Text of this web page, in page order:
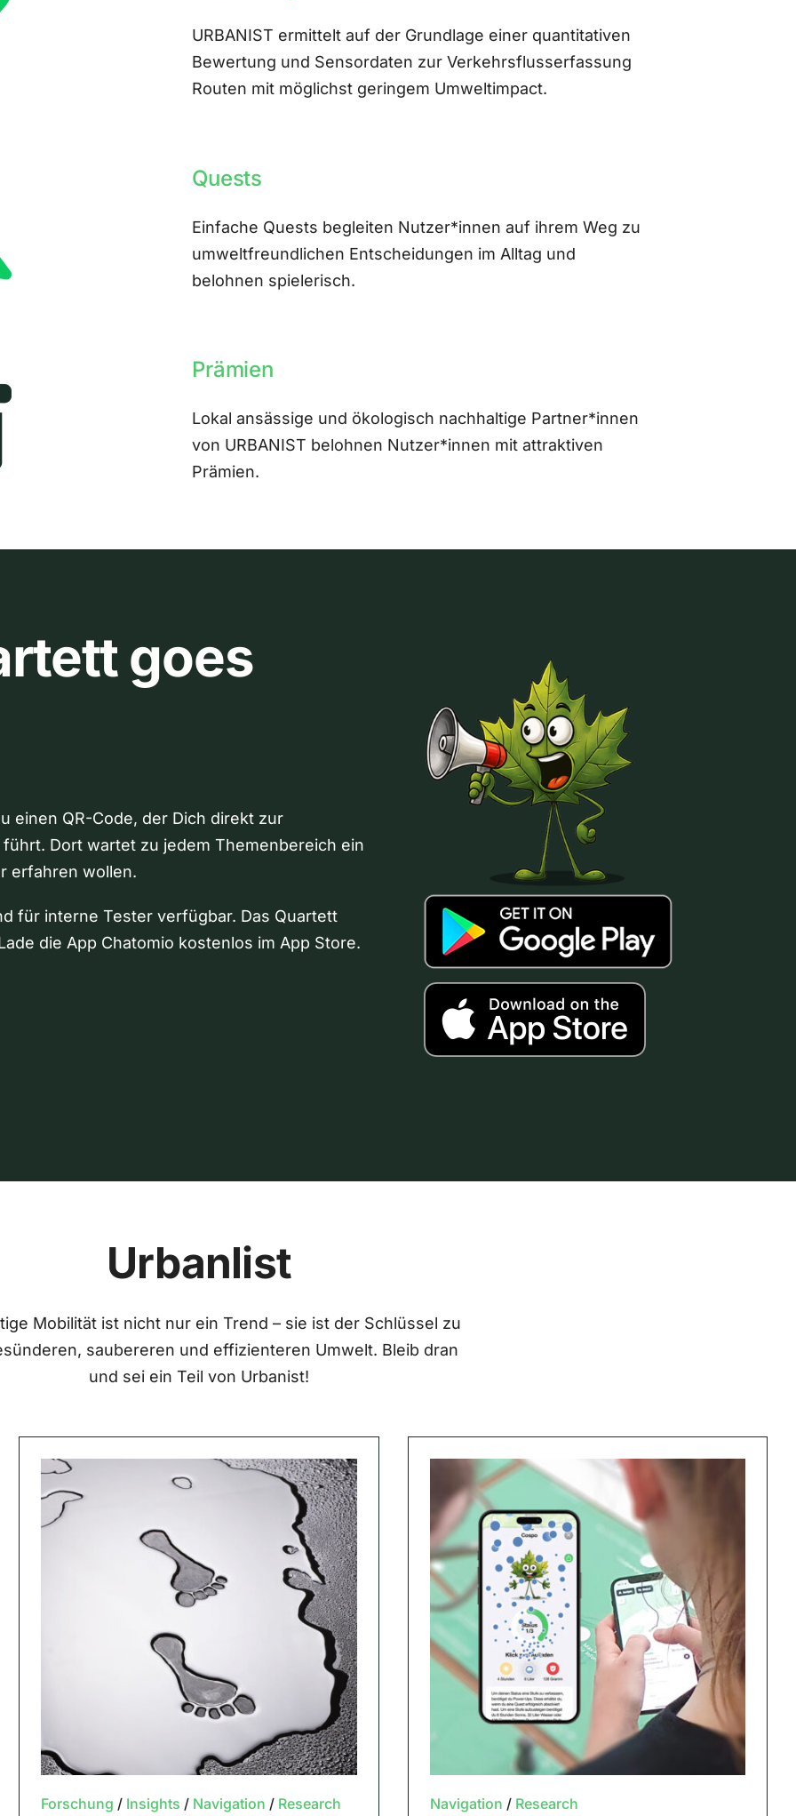
URBANIST ermittelt auf der Grundlage einer quantitativen
Bewertung und Sensordaten zur Verkehrsflusserfassung
Routen mit möglichst geringem Umweltimpact.
Quests
Einfache Quests begleiten Nutzer*innen auf ihrem Weg zu
umweltfreundlichen Entscheidungen im Alltag und
belohnen spielerisch.
Prämien
Lokal ansässige und ökologisch nachhaltige Partner*innen
von URBANIST belohnen Nutzer*innen mit attraktiven
Prämien.
goes
einen QR-Code, der Dich direkt zur
Dort wartet zu jedem Themenbereich ein
erfahren wollen.
für interne Tester verfügbar. Das Quartett
die App Chatomio kostenlos im App Store.
Urbanlist
Mobilität ist nicht nur ein Trend – sie ist der Schlüssel zu
saubereren und effizienteren Umwelt. Bleib dran
und sei ein Teil von Urbanist!
Forschung / Insights / Navigation / Research Navigation / Research